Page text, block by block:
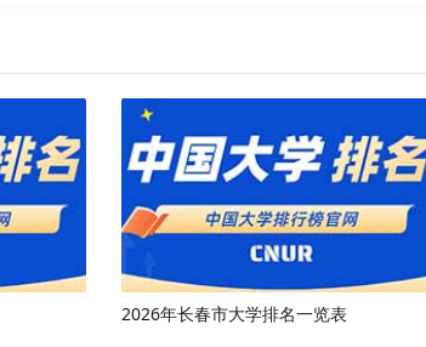
2026年长春市大学排名一览表